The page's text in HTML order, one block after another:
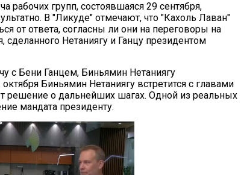
рабочих групп, состоявшаяся 29 сентября,
В "Ликуде" отмечают, что "Кахоль Лаван"
от ответа, согласны ли они на переговоры на
сделанного Нетаниягу и Ганцу президентом
с Бени Ганцем, Биньямин Нетаниягу
Биньямин Нетаниягу встретится с главами
решение о дальнейших шагах. Одной из реальных
мандата президенту.